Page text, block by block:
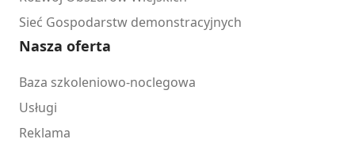
Sieć Gospodarstw demonstracyjnych
Nasza oferta
Baza szkoleniowo-noclegowa
Usługi
Reklama